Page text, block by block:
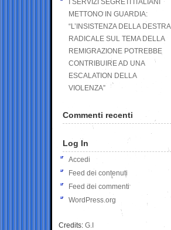
I SERVIZI SEGRETI ITALIANI
METTONO IN GUARDIA:
“L’INSISTENZA DELLA DESTRA
RADICALE SUL TEMA DELLA
REMIGRAZIONE POTREBBE
CONTRIBUIRE AD UNA
ESCALATION DELLA
VIOLENZA”
Commenti recenti
Log In
Accedi
Feed dei contenuti
Feed dei commenti
WordPress.org
Credits: G.I